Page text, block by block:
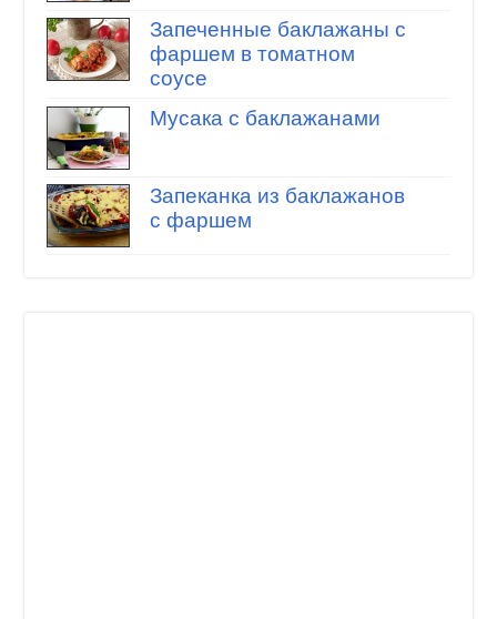
Запеченные баклажаны с
фаршем в томатном
соусе
Мусака с баклажанами
Запеканка из баклажанов
с фаршем